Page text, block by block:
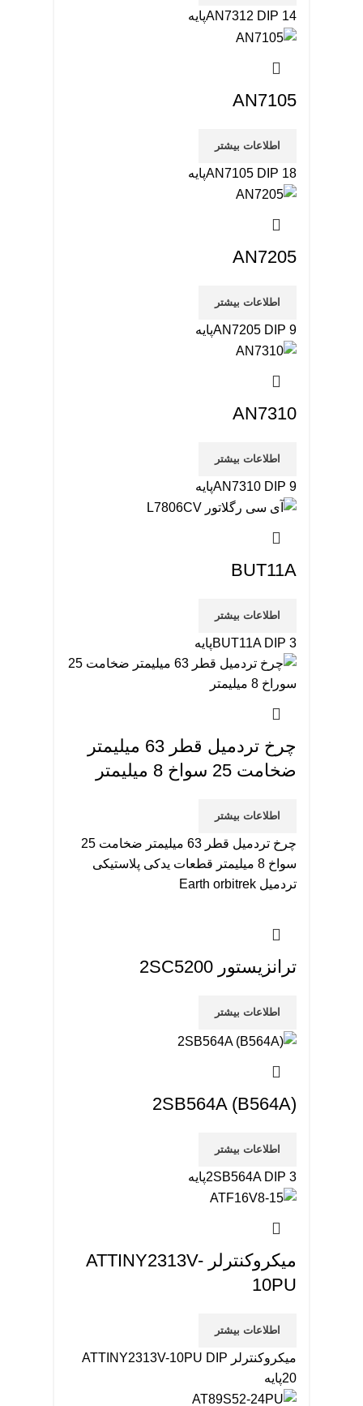
AN7312 DIP 14پایه
AN7105
اطلاعات بیشتر
AN7105 DIP 18پایه
AN7205
اطلاعات بیشتر
AN7205 DIP 9پایه
AN7310
اطلاعات بیشتر
AN7310 DIP 9پایه
BUT11A
اطلاعات بیشتر
BUT11A DIP 3پایه
چرخ تردمیل قطر 63 میلیمتر
ضخامت 25 سواخ 8 میلیمتر
اطلاعات بیشتر
چرخ تردمیل قطر 63 میلیمتر ضخامت 25
سواخ 8 میلیمتر قطعات یدکی پلاستیکی
تردمیل Earth orbitrek
ترانزیستور 2SC5200
اطلاعات بیشتر
2SB564A (B564A)
اطلاعات بیشتر
2SB564A DIP 3پایه
میکروکنترلر ATTINY2313V-
10PU
اطلاعات بیشتر
میکروکنترلر ATTINY2313V-10PU DIP
20پایه